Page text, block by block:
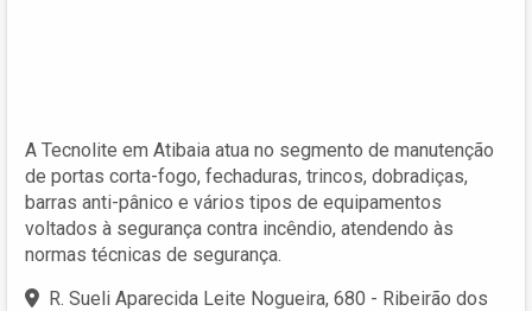
A Tecnolite em Atibaia atua no segmento de manutenção
de portas corta-fogo, fechaduras, trincos, dobradiças,
barras anti-pânico e vários tipos de equipamentos
voltados à segurança contra incêndio, atendendo às
normas técnicas de segurança.
R. Sueli Aparecida Leite Nogueira, 680 - Ribeirão dos